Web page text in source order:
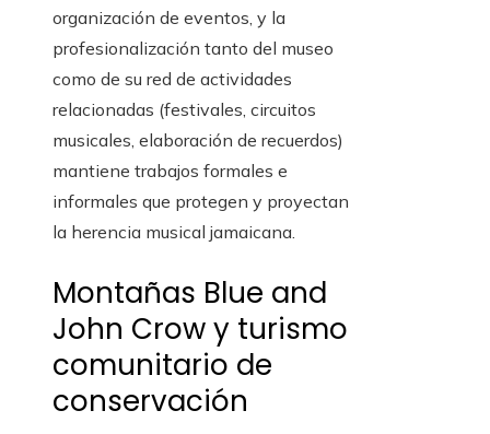
organización de eventos, y la
profesionalización tanto del museo
como de su red de actividades
relacionadas (festivales, circuitos
musicales, elaboración de recuerdos)
mantiene trabajos formales e
informales que protegen y proyectan
la herencia musical jamaicana.
Montañas Blue and
John Crow y turismo
comunitario de
conservación